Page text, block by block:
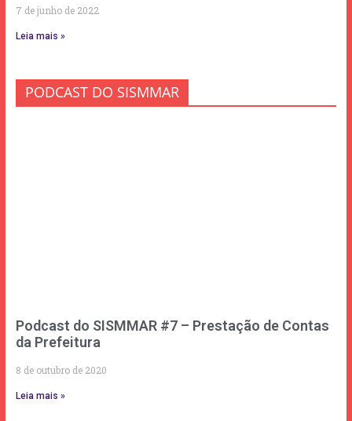
7 de junho de 2022
Leia mais »
PODCAST DO SISMMAR
Podcast do SISMMAR #7 – Prestação de Contas
da Prefeitura
8 de outubro de 2020
Leia mais »